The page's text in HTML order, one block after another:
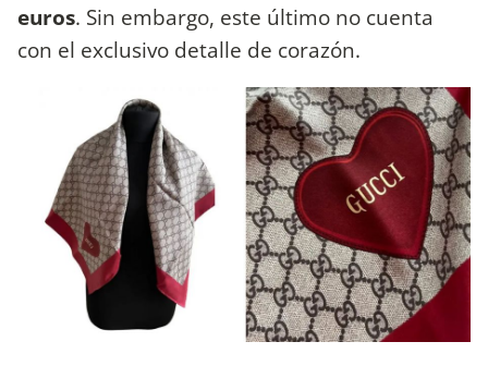
euros. Sin embargo, este último no cuenta
con el exclusivo detalle de corazón.